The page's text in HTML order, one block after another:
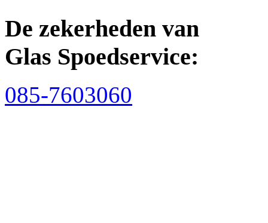
De zekerheden van
Glas Spoedservice:
085-7603060